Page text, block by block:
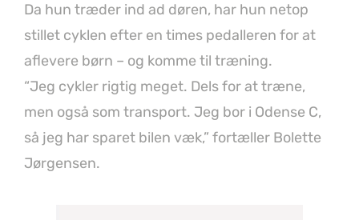
Da hun træder ind ad døren, har hun netop
stillet cyklen efter en times pedalleren for at
aflevere børn – og komme til træning.
“Jeg cykler rigtig meget. Dels for at træne,
men også som transport. Jeg bor i Odense C,
så jeg har sparet bilen væk,” fortæller Bolette
Jørgensen.